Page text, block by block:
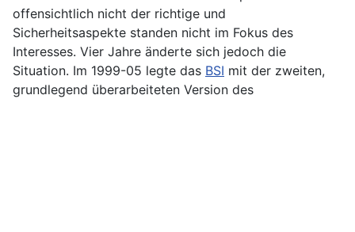
offensichtlich nicht der richtige und
Sicherheitsaspekte standen nicht im Fokus des
Interesses. Vier Jahre änderte sich jedoch die
Situation. Im 1999-05 legte das BSI mit der zweiten,
grundlegend überarbeiteten Version des